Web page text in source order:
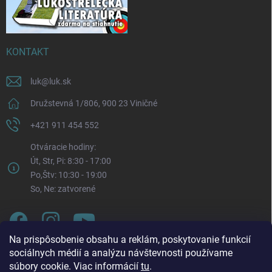
Na prispôsobenie obsahu a reklám, poskytovanie funkcií
sociálnych médií a analýzu návštevnosti používame
súbory cookie. Viac informácií tu.
KONTAKT
luk@ luk.sk
Družstevná 1/806, 900 23 Viničné
+421 911 454 552
Otváracie hodiny:
Út, Str, Pi: 8:30 - 17:00
Po,Štv: 10:30 - 19:00
So, Ne: zatvorené